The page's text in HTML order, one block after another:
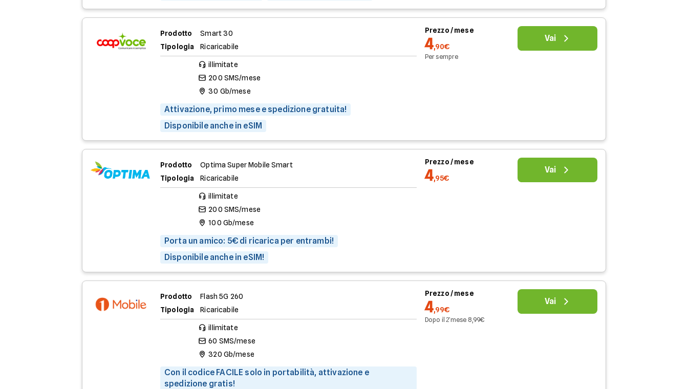
Prodotto
Smart 30
Tipologia
Ricaricabile
illimitate
200 SMS/mese
30 Gb/mese
Attivazione, primo mese e spedizione gratuita!
Disponibile anche in eSIM
Prezzo / mese
4,90€
Per sempre
Vai
Prodotto
Optima Super Mobile Smart
Tipologia
Ricaricabile
illimitate
200 SMS/mese
100 Gb/mese
Porta un amico: 5€ di ricarica per entrambi!
Disponibile anche in eSIM!
Prezzo / mese
4,95€
Vai
Prodotto
Flash 5G 260
Tipologia
Ricaricabile
illimitate
60 SMS/mese
320 Gb/mese
Con il codice FACILE solo in portabilità, attivazione e
spedizione gratis!
Prezzo / mese
4,99€
Dopo il 2̊ mese 8,99€
Vai